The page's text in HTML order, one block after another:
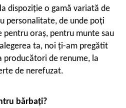
dispoziție o gamă variată de
personalitate, de unde poți
pentru oraș, pentru munte sau
ta, noi ți-am pregătit
producători de renume, la
de nerefuzat.
bărbați?